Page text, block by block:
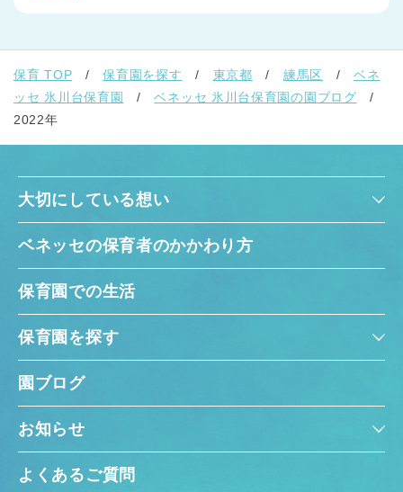
保育 TOP 保育園を探す 東京都 練馬区
ベネ
ッセ 氷川台保育園
ベネッセ 氷川台保育園の園ブログ
2022年
大切にしている想い
ベネッセの保育者のかかわり方
保育園での生活
保育園を探す
園ブログ
お知らせ
よくあるご質問